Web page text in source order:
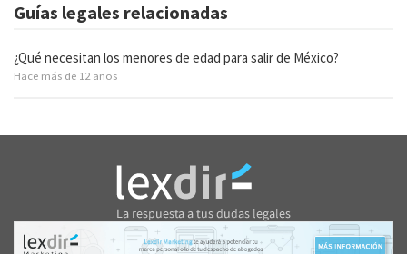
Guías legales relacionadas
¿Qué necesitan los menores de edad para salir de México?
Hace más de 12 años